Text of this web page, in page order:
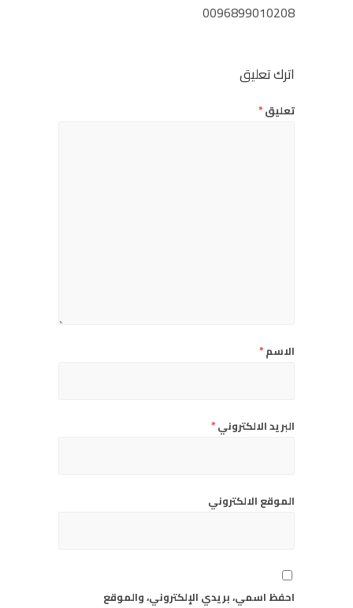
0096899010208
اترك تعليق
تعليق*
الاسم*
البريد الالكتروني*
الموقع الالكتروني
احفظ اسمي، بريدي الإلكتروني، والموقع